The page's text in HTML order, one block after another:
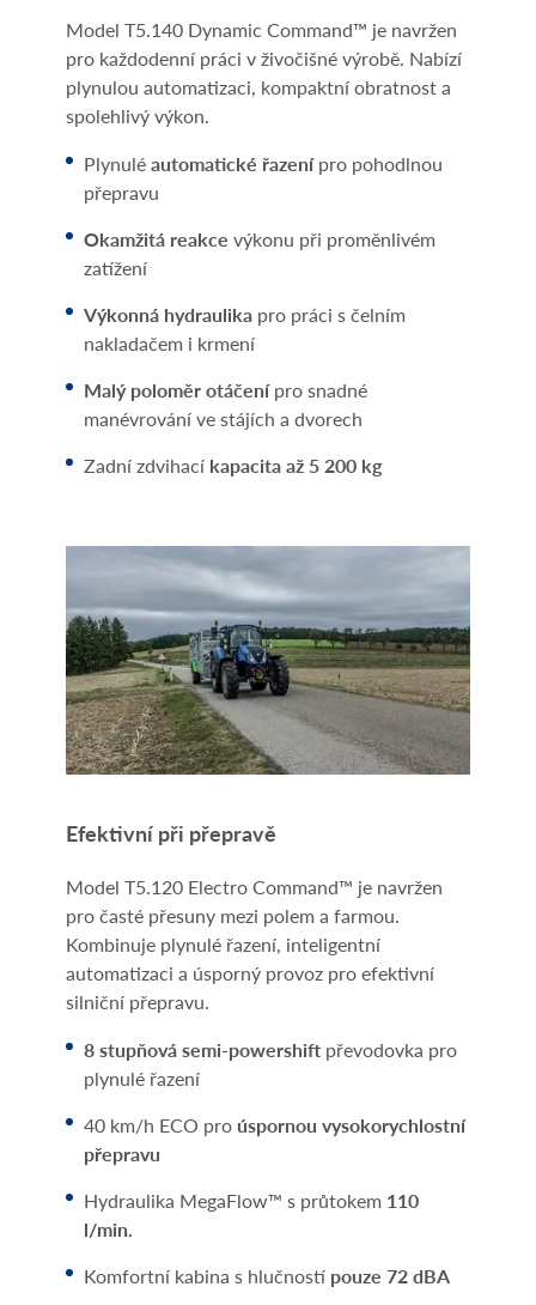
Model T5.140 Dynamic Command™ je navržen
pro každodenní práci v živočišné výrobě. Nabízí
plynulou automatizaci, kompaktní obratnost a
spolehlivý výkon.
Plynuléautomatické řazenípro pohodlnou
přepravu
Okamžitá reakce výkonu při proměnlivém
zatížení
Výkonná hydraulika pro práci s čelním
nakladačem i krmení
Malý poloměr otáčenípro snadné
manévrování ve stájích a dvorech
Zadní zdvihací kapacita až 5 200 kg
Efektivní při přepravě
Model T5.120 Electro Command™ je navržen
pro časté přesuny mezi polem a farmou.
Kombinuje plynulé řazení, inteligentní
automatizaci a úsporný provoz pro efektivní
silniční přepravu.
8 stupňová semi-powershift převodovka pro
plynulé řazení
40 km/h ECO pro úspornou vysokorychlostní
přepravu
Hydraulika MegaFlow™ s průtokem 110
l/min.
Komfortní kabina s hlučností pouze 72 dBA